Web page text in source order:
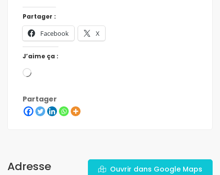
Partager :
Facebook X
J’aime ça :
Partager
Adresse Ouvrir dans Google Maps